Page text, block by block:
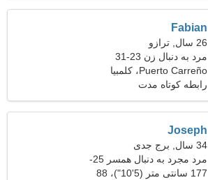
Fabian
26 سال, ترازو
مرد به دنبال زن 23-31
Puerto Carreño، کلمبیا
رابطه کوتاه مدت
Joseph
34 سال, برج جدی
مرد مجرد به دنبال همسر 25-
32
177 سانتی متر (5'10")، 88